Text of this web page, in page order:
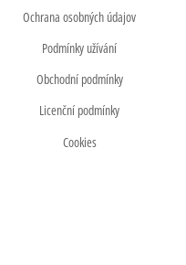
Ochrana osobných údajov
Podmínky užívání
Obchodní podmínky
Licenční podmínky
Cookies